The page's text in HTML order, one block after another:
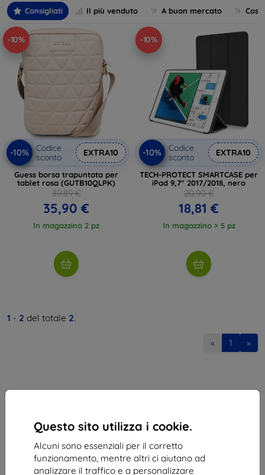
Questo sito utilizza i cookie.
Alcuni sono essenziali per il corretto
funzionamento, mentre altri ci aiutano ad
analizzare il traffico e a personalizzare
Consigliati Il più venduto A buon mercato
-10%
-10%
Codice
sconto
EXTRA10
Guess borsa trapuntata per
tablet rosa (GUTB10QLPK)
39,89 €
35,90 €
In magazzino 2 pz
-10%
-10%
Codice
sconto
EXTRA10
TECH-PROTECT SMARTCASE per
iPad 9,7" 2017/2018, nero
20,90 €
18,81 €
In magazzino > 5 pz
1 - 2 del totale 2.
« 1 »
Shield-Sk s.r.o.
Via Rudolfa Mocka 3750/2A
841 04 Bratislava